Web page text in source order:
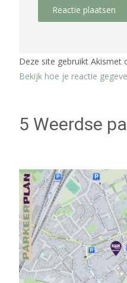
Deze site gebruikt Akismet
Bekijk hoe je reactie
5 Weerdse